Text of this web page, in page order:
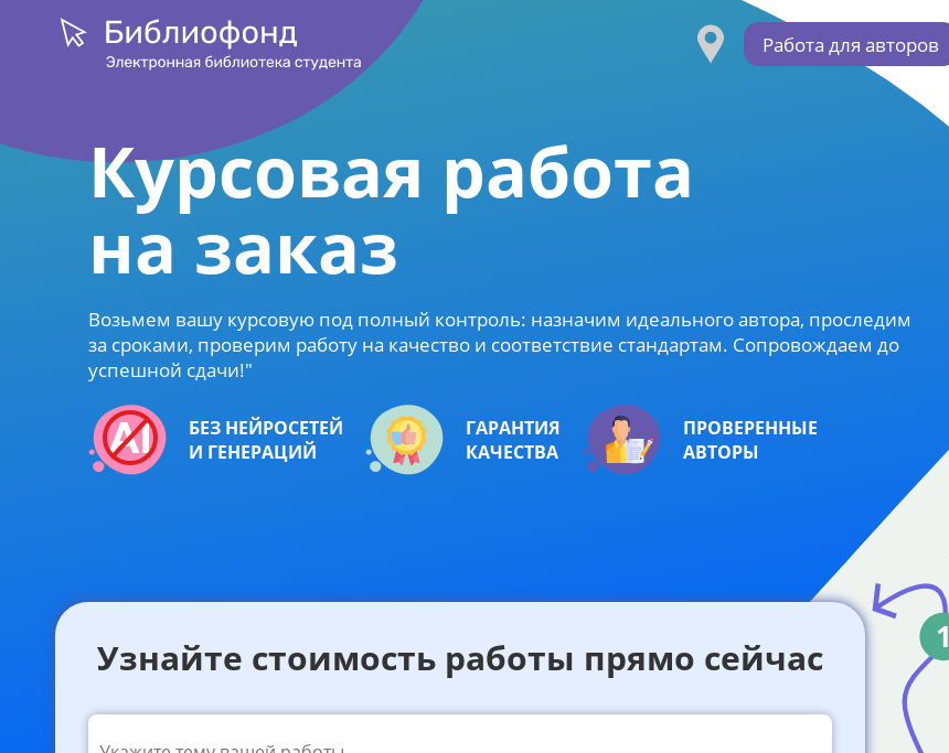
Работа для авторов
Курсовая работа
на заказ
Возьмем вашу курсовую под полный контроль: назначим идеального автора, проследим
за сроками, проверим работу на качество и соответствие стандартам. Сопровождаем до
успешной сдачи!"
БЕЗ НЕЙРОСЕТЕЙ
И ГЕНЕРАЦИЙ
ГАРАНТИЯ
КАЧЕСТВА
ПРОВЕРЕННЫЕ
АВТОРЫ
Узнайте стоимость работы прямо сейчас 1